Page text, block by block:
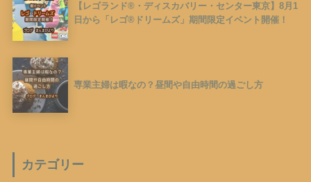
【レゴランド®︎・ディスカバリー・センター東京】8月1
日から「レゴ®︎ドリームズ」期間限定イベント開催！
専業主婦は暇なの？昼間や自由時間の過ごし方
カテゴリー